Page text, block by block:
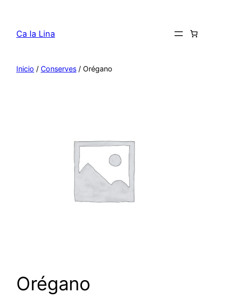
contenido
Ca la Lina
Inicio / Conserves / Orégano
Orégano